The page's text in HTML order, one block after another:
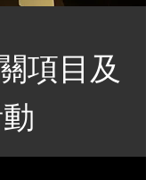
項目及